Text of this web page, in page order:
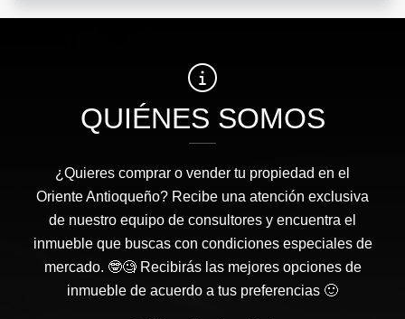
QUIÉNES SOMOS
¿Quieres comprar o vender tu propiedad en el
Oriente Antioqueño? Recibe una atención exclusiva
de nuestro equipo de consultores y encuentra el
inmueble que buscas con condiciones especiales de
mercado. 🤓🧐 Recibirás las mejores opciones de
inmueble de acuerdo a tus preferencias 🙂